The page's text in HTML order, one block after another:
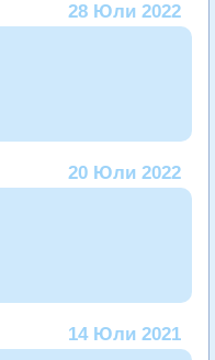
28 Юли 2022
20 Юли 2022
14 Юли 2021